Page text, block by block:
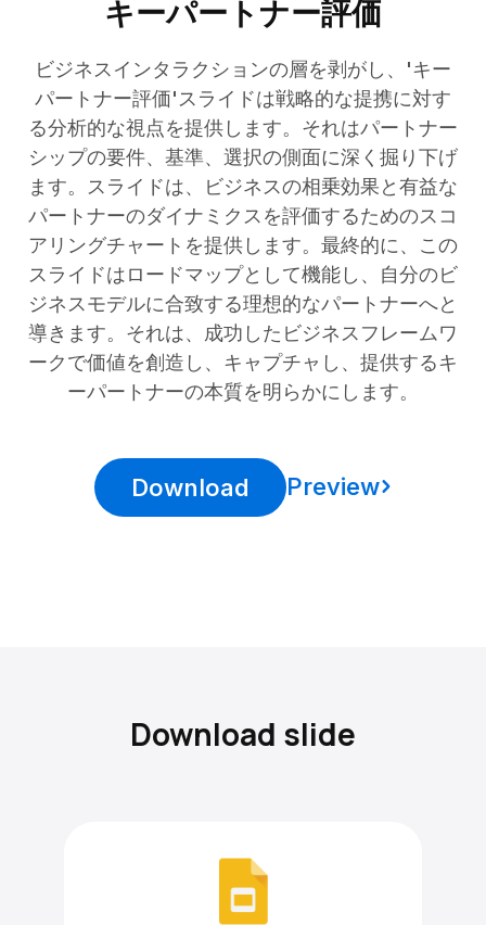
キーパートナー評価
ビジネスインタラクションの層を剥がし、'キー
パートナー評価'スライドは戦略的な提携に対す
る分析的な視点を提供します。それはパートナー
シップの要件、基準、選択の側面に深く掘り下げ
ます。スライドは、ビジネスの相乗効果と有益な
パートナーのダイナミクスを評価するためのスコ
アリングチャートを提供します。最終的に、この
スライドはロードマップとして機能し、自分のビ
ジネスモデルに合致する理想的なパートナーへと
導きます。それは、成功したビジネスフレームワ
ークで価値を創造し、キャプチャし、提供するキ
ーパートナーの本質を明らかにします。
Download Preview
Download slide